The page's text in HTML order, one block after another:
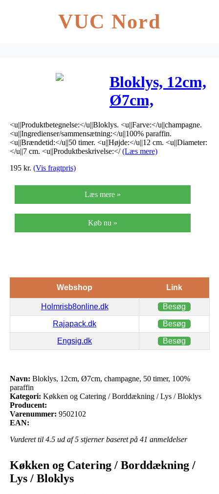
VUC Nord
Bloklys, 12cm,
Ø7cm,
champagne,
50 timer,
100% paraffin
<u||Produktbetegnelse:</u||Bloklys. <u||Farve:</u||champagne.
<u||Ingredienser/sammensætning:</u||100% paraffin.
<u||Brændetid:</u||50 timer. <u||Højde:</u||12 cm. <u||Diameter:
</u||7 cm. <u||Produktbeskrivelse:</(Læs mere)
195 kr. (Vis fragtpris)
Læs mere »
Køb nu »
Webshop Link
Holmrisb8online.dk Besøg
Rajapack.dk Besøg
Engsig.dk Besøg
Navn: Bloklys, 12cm, Ø7cm, champagne, 50 timer, 100%
paraffin
Kategori: Køkken og Catering / Borddækning / Lys / Bloklys
Producent:
Varenummer: 9502102
EAN:
Vurderet til 4.5 ud af 5 stjerner baseret på 41 anmeldelser
Køkken og Catering / Borddækning /
Lys / Bloklys